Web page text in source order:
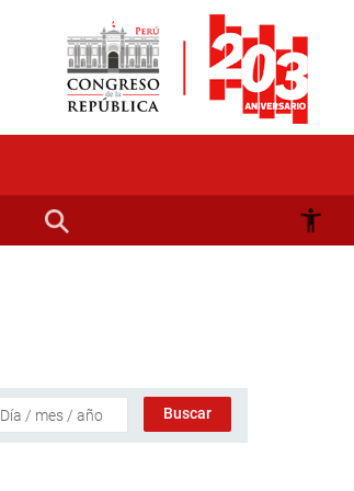
Día / mes / año